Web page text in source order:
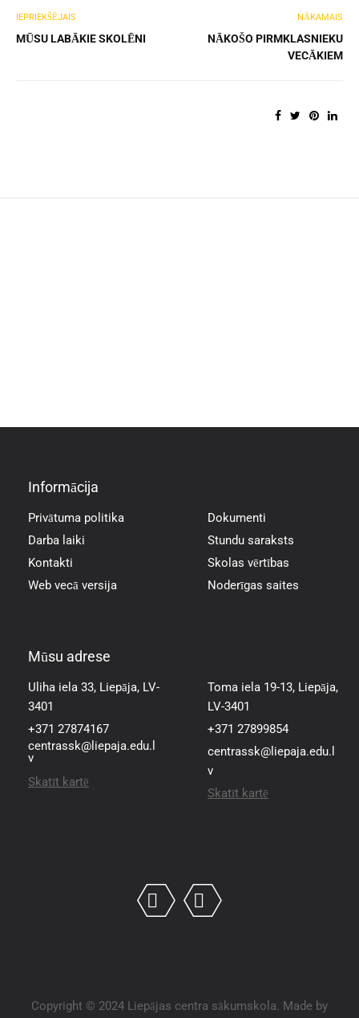
IEPRIEKŠĒJAIS
MŪSU LABĀKIE SKOLĒNI
NĀKAMAIS
NĀKOŠO PIRMKLASNIEKU
VECĀKIEM
Informācija
Privātuma politika
Darba laiki
Kontakti
Web vecā versija
Dokumenti
Stundu saraksts
Skolas vērtības
Noderīgas saites
Mūsu adrese
Uliha iela 33, Liepāja, LV-
3401
+371 27874167
centrassk@liepaja.edu.l
v
Skatīt kartē
Toma iela 19-13, Liepāja,
LV-3401
+371 27899854
centrassk@liepaja.edu.l
v
Skatīt kartē
Copyright © 2024 Liepājas centra sākumskola. Made by